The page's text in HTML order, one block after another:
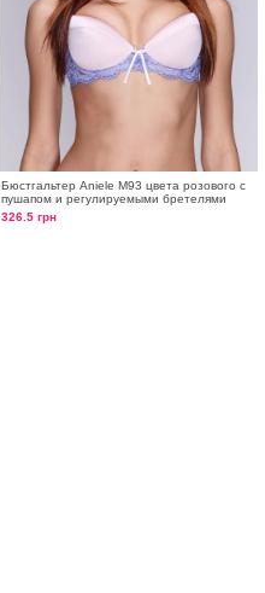
Бюстгальтер Aniele М93 цвета розового с
пушапом и регулируемыми бретелями
326.5 грн